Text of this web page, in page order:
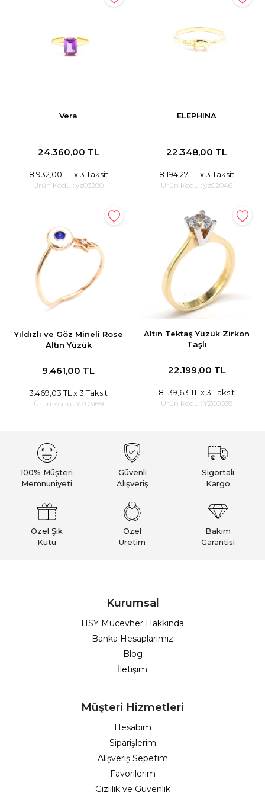
Vera
24.360,00 TL
8.932,00 TL x 3 Taksit
Ürün Kodu : yz03280
ELEPHINA
22.348,00 TL
8.194,27 TL x 3 Taksit
Ürün Kodu : yz02046
Yıldızlı ve Göz Mineli Rose
Altın Yüzük
9.461,00 TL
3.469,03 TL x 3 Taksit
Ürün Kodu : YZ03169
Altın Tektaş Yüzük Zirkon
Taşlı
22.199,00 TL
8.139,63 TLx 3 Taksit
Ürün Kodu : YZ00038
100% Müşteri
Memnuniyeti
Güvenli
Alışveriş
Sigortalı
Kargo
Özel Şık
Kutu
Özel
Üretim
Bakım
Garantisi
Kurumsal
HSY Mücevher Hakkında
Banka Hesaplarımız
Blog
İletişim
Müşteri Hizmetleri
Hesabım
Siparişlerim
Alışveriş Sepetim
Favorilerim
Gizlilik ve Güvenlik